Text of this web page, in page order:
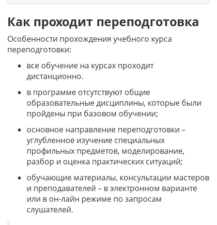
Как проходит переподготовка
Особенности прохождения учебного курса
переподготовки:
все обучение на курсах проходит
дистанционно.
в программе отсутствуют общие
образовательные дисциплины, которые были
пройдены при базовом обучении;
основное направление переподготовки –
углубленное изучение специальных
профильных предметов, моделирование,
разбор и оценка практических ситуаций;
обучающие материалы, консультации мастеров
и преподавателей – в электронном варианте
или в он-лайн режиме по запросам
слушателей.